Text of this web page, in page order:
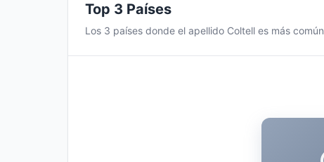
Top 3 Países
Los 3 países donde el apellido Coltell es más común